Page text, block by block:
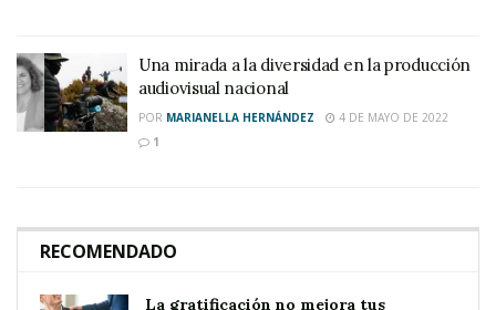
Una mirada a la diversidad en la producción
audiovisual nacional
POR MARIANELLA HERNÁNDEZ
4 DE MAYO DE 2022
1
RECOMENDADO
La gratificación no mejora tus